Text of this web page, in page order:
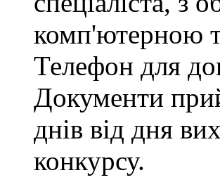
комп'ютерною
Телефон для
Документи
днів від дня
конкурсу.